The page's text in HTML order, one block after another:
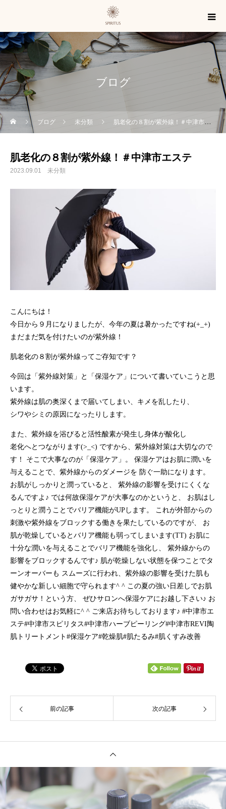
ブログ
ブログ 未分類 肌老化の８割が紫外線！＃中津市エステ
肌老化の８割が紫外線！＃中津市エステ
2023.09.01 未分類
こんにちは！
今日から９月になりましたが、今年の夏は暑かったですね(+_+)
まだまだ気を付けたいのが紫外線！
肌老化の８割が紫外線ってご存知です？
今回は「紫外線対策」と「保湿ケア」について書いていこうと思
います。
紫外線は肌の奥深くまで届いてしまい、キメを乱したり、
シワやシミの原因になったりします。
また、紫外線を浴びると活性酸素が発生し身体が酸化し
老化へとつながります(>_<) ですから、紫外線対策は大切なので
す！ そこで大事なのが「保湿ケア」。 保湿ケアはお肌に潤いを
与えることで、紫外線からのダメージを 防ぐ一助になります。
お肌がしっかりと潤っていると、 紫外線の影響を受けにくくな
るんですよ♪ では何故保湿ケアが大事なのかというと、 お肌はし
っとりと潤うことでバリア機能がUPします。 これが外部からの
刺激や紫外線をブロックする働きを果たしているのですが、 お
肌が乾燥しているとバリア機能も弱ってしまいます(TT) お肌に
十分な潤いを与えることでバリア機能を強化し、 紫外線からの
影響をブロックするんです♪ 肌が乾燥しない状態を保つことでタ
ーンオーバーも スムーズに行われ、紫外線の影響を受けた肌も
健やかな新しい細胞で守られます^ ^ この夏の強い日差しでお肌
ガサガサ！という方、 ぜひサロンへ保湿ケアにお越し下さい♪ お
問い合わせはお気軽に^ ^ ご来店お待ちしております♪ #中津市エ
ステ#中津市スピリタス#中津市ハーブピーリング#中津市REVI陶
肌トリートメント#保湿ケア#乾燥肌#肌たるみ#肌くすみ改善
前の記事 次の記事